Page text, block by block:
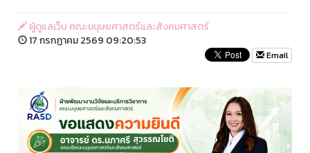
ผู้ดูแลเว็บ คณะมนุษยศาสตร์และสังคมศาสตร์
17 กรกฏาคม 2569 09:20:53
Email